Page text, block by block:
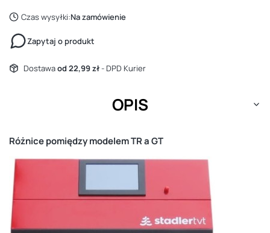
Czas wysyłki:Na zamówienie
Zapytaj o produkt
Dostawaod 22,99 zł- DPD Kurier
OPIS
Różnice pomiędzy modelem TR a GT